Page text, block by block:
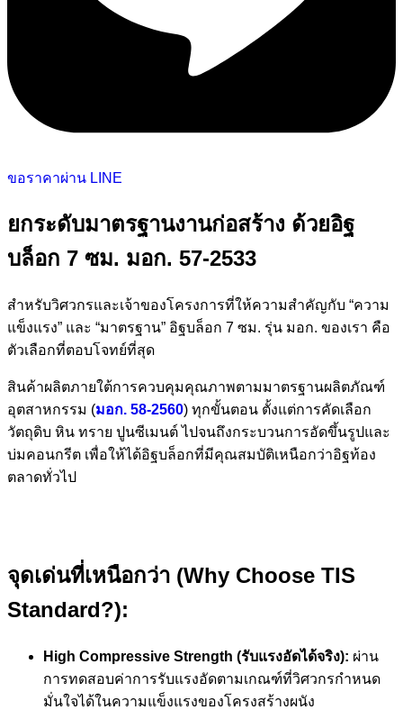
ขอราคาผ่าน LINE
ยกระดับมาตรฐานงานก่อสร้าง ด้วยอิฐ
บล็อก 7 ซม. มอก. 57-2533
สำหรับวิศวกรและเจ้าของโครงการที่ให้ความสำคัญกับ “ความ
แข็งแรง” และ “มาตรฐาน” อิฐบล็อก 7 ซม. รุ่น มอก. ของเรา คือ
ตัวเลือกที่ตอบโจทย์ที่สุด
สินค้าผลิตภายใต้การควบคุมคุณภาพตามมาตรฐานผลิตภัณฑ์
อุตสาหกรรม (มอก. 58-2560) ทุกขั้นตอน ตั้งแต่การคัดเลือก
วัตถุดิบ หิน ทราย ปูนซีเมนต์ ไปจนถึงกระบวนการอัดขึ้นรูปและ
บ่มคอนกรีต เพื่อให้ได้อิฐบล็อกที่มีคุณสมบัติเหนือกว่าอิฐท้อง
ตลาดทั่วไป
จุดเด่นที่เหนือกว่า (Why Choose TIS
Standard?):
High Compressive Strength (รับแรงอัดได้จริง): ผ่าน
การทดสอบค่าการรับแรงอัดตามเกณฑ์ที่วิศวกรกำหนด
มั่นใจได้ในความแข็งแรงของโครงสร้างผนัง